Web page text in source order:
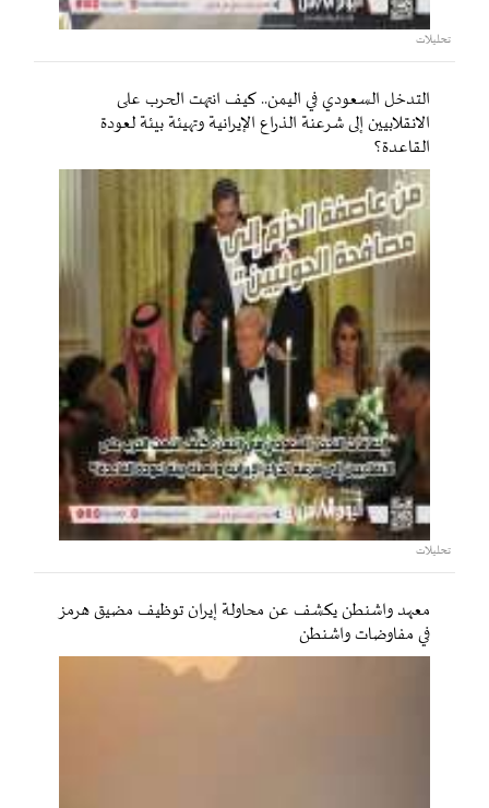
تحليلات
التدخل السعودي في اليمن.. كيف انتهت الحرب على
الانقلابيين إلى شرعنة الذراع الإيرانية وتهيئة بيئة لعودة
القاعدة؟
تحليلات
معهد واشنطن يكشف عن محاولة إيران توظيف مضيق هرمز
في مفاوضات واشنطن